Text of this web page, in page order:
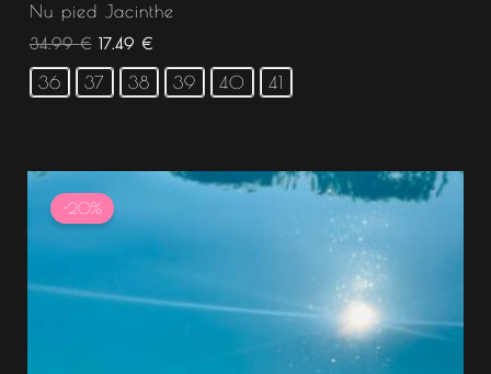
Nu pied Jacinthe
34.99€ 17.49 €
36 37 38 39 40 41
-20%
prix
initial
Le